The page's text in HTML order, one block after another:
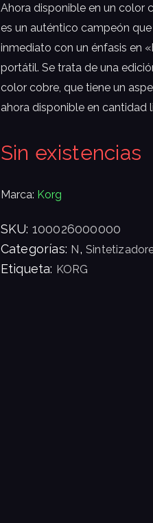
Ahora disponible en un color
es un auténtico campeón
inmediato con un énfasis en
portátil. Se trata de una
color cobre, que tiene un
ahora disponible en cantidad
Sin existencias
Marca: Korg
SKU: 100026000000
Categorías: N,
Etiqueta: KORG